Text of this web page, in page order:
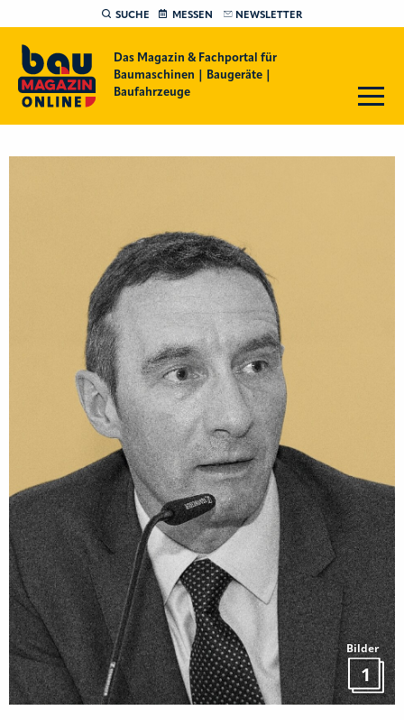
SUCHE MESSEN NEWSLETTER
Das Magazin & Fachportal für
Baumaschinen | Baugeräte |
Baufahrzeuge
Bilder
1